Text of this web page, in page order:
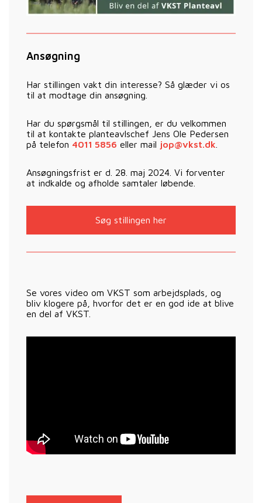
Ansøgning
Har stillingen vakt din interesse? Så glæder vi os
til at modtage din ansøgning.
Har du spørgsmål til stillingen, er du velkommen
til at kontakte planteavlschef Jens Ole Pedersen
på telefon 4011 5856 eller mail jop@vkst.dk
Ansøgningsfrist er d. 28. maj 2024. Vi forventer
at indkalde og afholde samtaler løbende.
Søg stillingen her
Se vores video om VKST som arbejdsplads, og
bliv klogere på, hvorfor det er en god ide at blive
en del af VKST.